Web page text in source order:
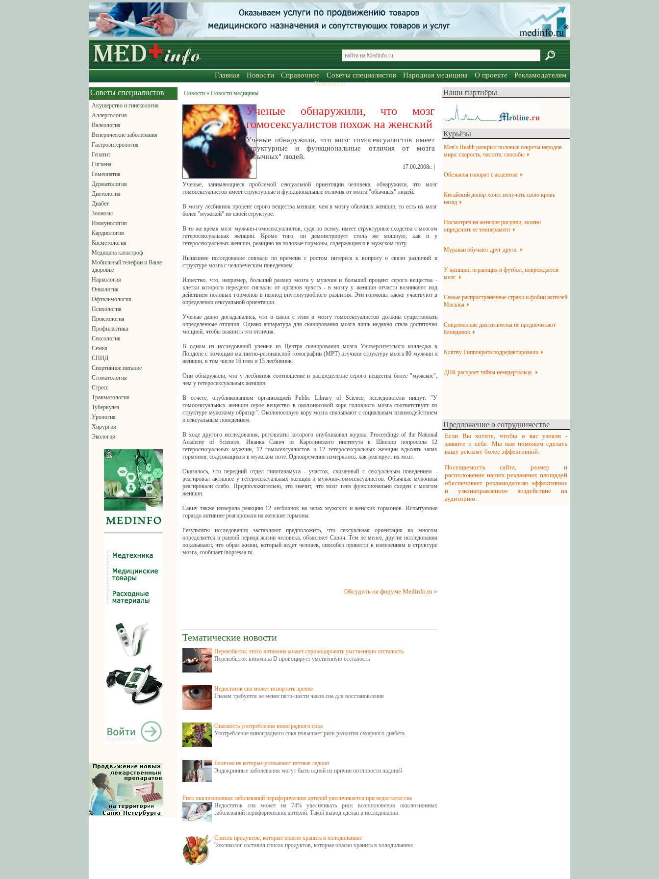
Главная Новости Справочное Советы специалистов Народная медицина О проекте
Рекламодателям
Контакты
Советы специалистов
Акушерство и гинекология
Аллергология
Валеология
Венерические заболевания
Гастроэнтерология
Гепатит
Гигиена
Гомеопатия
Дерматология
Диетология
Диабет
Зоонозы
Иммунология
Кардиология
Косметология
Медицина катастроф
Мобильный телефон и Ваше
здоровье
Наркология
Онкология
Офтальмология
Психология
Проктология
Профилактика
Сексология
Семья
СПИД
Спортивное питание
Стоматология
Стресс
Травматология
Туберкулез
Урология
Хирургия
Экология
Новости » Новости медицины
Ученые обнаружили, что мозг
гомосексуалистов похож на женский
Ученые обнаружили, что мозг гомосексуалистов имеет
структурные и функциональные отличия от мозга
"обычных" людей.
17.06.2008г. |
Ученые, занимающиеся проблемой сексуальной ориентации человека, обнаружили, что мозг
гомосексуалистов имеет структурные и функциональные отличия от мозга "обычных" людей.
В мозгу лесбиянок процент серого вещества меньше, чем в мозгу обычных женщин, то есть их мозг
более "мужской" по своей структуре.
В то же время мозг мужчин-гомосексуалистов, судя по всему, имеет структурные сходства с мозгом
гетеросексуальных женщин. Кроме того, он демонстрирует столь же мощную, как и у
гетеросексуальных женщин, реакцию на половые гормоны, содержащиеся в мужском поту.
Нынешнее исследование совпало по времени с ростом интереса к вопросу о связи различий в
структуре мозга с человеческим поведением.
Известно, что, например, больший размер мозга у мужчин и больший процент серого вещества -
клетки которого передают сигналы от органов чувств - в мозгу у женщин отчасти возникают под
действием половых гормонов в период внутриутробного развития. Эти гормоны также участвуют в
определении сексуальной ориентации.
Ученые давно догадывались, что в связи с этим в мозгу гомосексуалистов должны существовать
определенные отличия. Однако аппаратура для сканирования мозга лишь недавно стала достаточно
мощной, чтобы выявить эти отличия.
В одном из исследований ученые из Центра сканирования мозга Университетского колледжа в
Лондоне с помощью магнитно-резонансной томографии (МРТ) изучили структуру мозга 80 мужчин и
женщин, в том числе 16 геев и 15 лесбиянок.
Они обнаружили, что у лесбиянок соотношение и распределение серого вещества более "мужское",
чем у гетеросексуальных женщин.
В отчете, опубликованном организацией Public Library of Science, исследователи пишут: "У
гомосексуальных женщин серое вещество в околоносовой коре головного мозга соответствует по
структуре мужскому образцу". Околоносовую кору мозга связывают с социальным взаимодействием
и сексуальным поведением.
В ходе другого исследования, результаты которого опубликовал журнал Proceedings of the National
Academy of Sciences, Иванка Савич из Каролинского института в Швеции попросила 12
гетеросексуальных мужчин, 12 гомосексуалистов и 12 гетеросексуальных женщин вдыхать запах
гормонов, содержащихся в мужском поте. Одновременно измерялось, как реагирует их мозг.
Оказалось, что передний отдел гипоталамуса - участок, связанный с сексуальным поведением -
реагировал активнее у гетеросексуальных женщин и мужчин-гомосексуалистов. Обычные мужчины
реагировали слабо. Предположительно, это значит, что мозг геев функционально сходен с мозгом
женщин.
Савич также измерила реакцию 12 лесбиянок на запах мужских и женских гормонов. Испытуемые
гораздо активнее реагировали на женские гормоны.
Результаты исследования заставляют предположить, что сексуальная ориентация во многом
определяется в ранний период жизни человека, объясняет Савич. Тем не менее, другие исследования
показывают, что образ жизни, который ведет человек, способен привести к изменениям в структуре
мозга, сообщает inopressa.ru.
Обсудить на форуме Medinfo.ru »
Тематические новости
Переизбыток этого витамина может спровоцировать умственную отсталость
Переизбыток витамина D провоцирует умственную отсталость
Недостаток сна может испортить зрение
Глазам требуется не менее пяти-шести часов сна для восстановления
Опасность употребления виноградного сока
Употребление виноградного сока повышает риск развития сахарного диабета.
Болезни на которые указывают потные ладони
Эндокринные заболевания могут быть одной из причин потливости ладоней
Риск окклюзионных заболеваний периферических артерий увеличивается при недостатке сна
Недостаток сна может на 74% увеличивать риск возникновения окклюзионных
заболеваний периферических артерий. Такой вывод сделан в исследовании.
Cписок продуктов, которые опасно хранить в холодильнике
Токсиколог составил список продуктов, которые опасно хранить в холодильнике
Наши партнёры
Курьёзы
Men's Health раскрыл половые секреты народов
мира: скорость, частота, способы
Обезьяны говорят с акцентом
Китайский донор хочет получить свою кровь
назад
Посмотрев на женские рисунки, можно
определить ее темперамент
Муравьи обучают друг друга.
У женщин, играющих в футбол, повреждается
мозг.
Самые распространенные страхи и фобии жителей
Москвы
Современные джентльмены не предпочитают
блондинок
Клятву Гиппократа подредактировали
ДНК раскроет тайны неандертальца.
Предложение о сотрудничестве
Если Вы хотите, чтобы о вас узнали -
заявите о себе. Мы вам поможем сделать
вашу рекламу более эффективной.
Посещаемость сайта, размер и
расположение наших рекламных площадей
обеспечивает рекламодателю эффективное
и узконаправленное воздействие на
аудиторию.